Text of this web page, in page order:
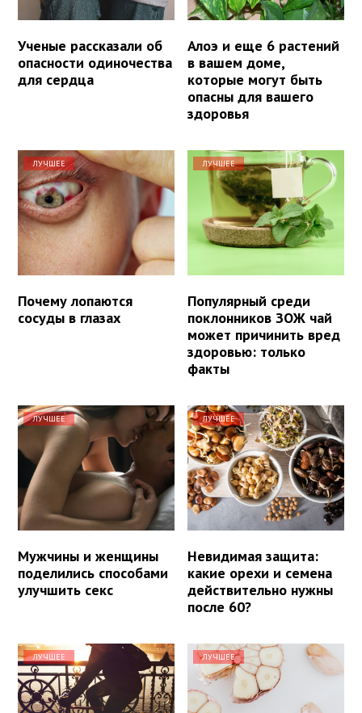
Ученые рассказали об
опасности одиночества
для сердца
Алоэ и еще 6 растений
в вашем доме,
которые могут быть
опасны для вашего
здоровья
ЛУЧШЕЕ
Почему лопаются
сосуды в глазах
ЛУЧШЕЕ
Популярный среди
поклонников ЗОЖ чай
может причинить вред
здоровью: только
факты
ЛУЧШЕЕ
Мужчины и женщины
поделились способами
улучшить секс
ЛУЧШЕЕ
Невидимая защита:
какие орехи и семена
действительно нужны
после 60?
ЛУЧШЕЕ ЛУЧШЕЕ